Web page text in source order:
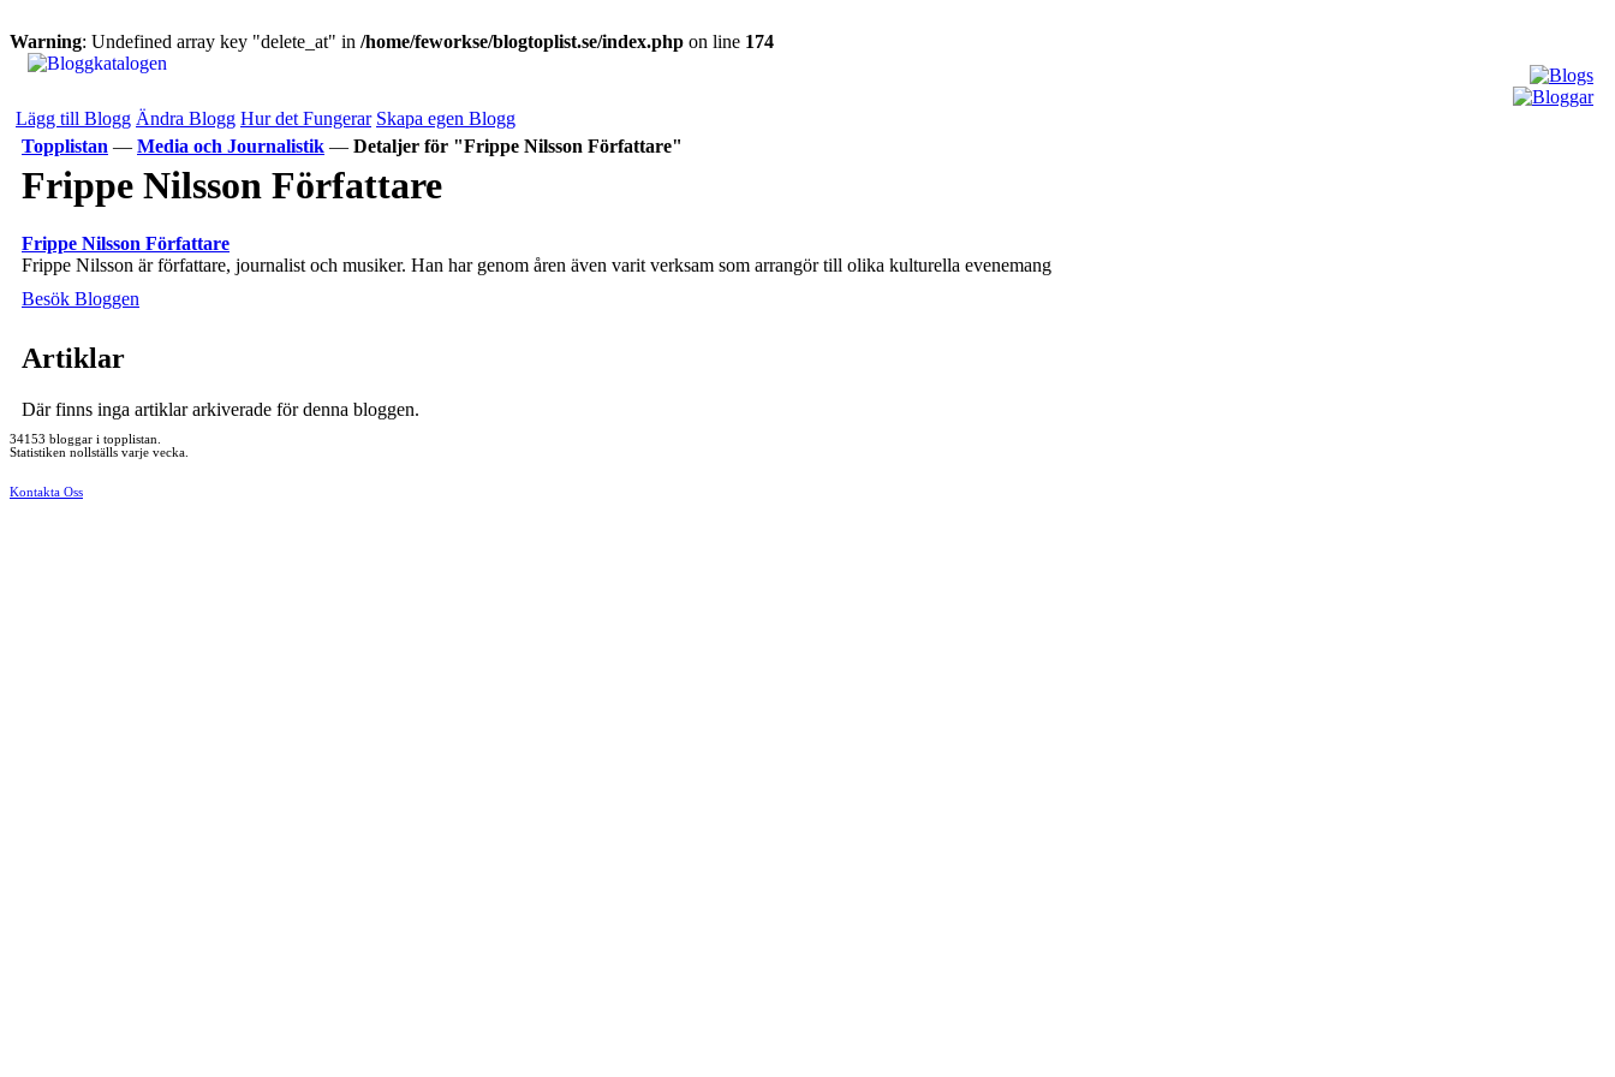
Warning: Undefined array key "delete_at" in /home/feworkse/blogtoplist.se/index.php on line 174
Lägg till Blogg Ändra Blogg Hur det Fungerar Skapa egen Blogg
Topplistan — Media och Journalistik — Detaljer för "Frippe Nilsson Författare"
Frippe Nilsson Författare
Frippe Nilsson Författare
Frippe Nilsson är författare, journalist och musiker. Han har genom åren även varit verksam som arrangör till olika kulturella evenemang
Besök Bloggen
Artiklar
Där finns inga artiklar arkiverade för denna bloggen.
34153 bloggar i topplistan.
Statistiken nollställs varje vecka.
Kontakta Oss